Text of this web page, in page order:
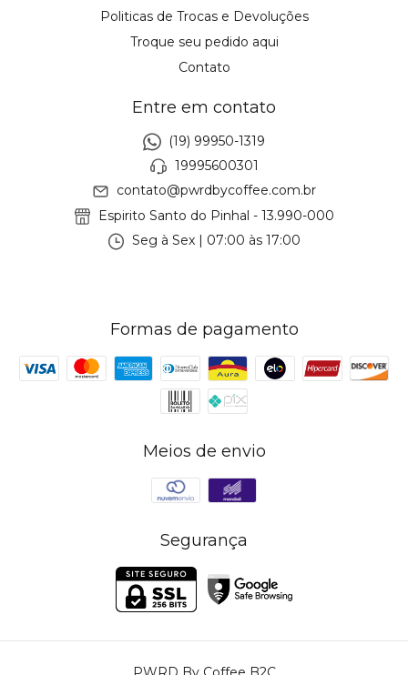
Politicas de Trocas e Devoluções
Troque seu pedido aqui
Contato
Entre em contato
(19) 99950-1319
19995600301
contato@pwrdbycoffee.com.br
Espirito Santo do Pinhal - 13.990-000
Seg à Sex | 07:00 às 17:00
Formas de pagamento
Meios de envio
Segurança